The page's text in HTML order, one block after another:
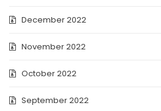
December 2022
November 2022
October 2022
September 2022